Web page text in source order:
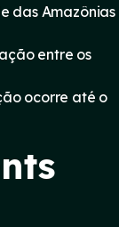
das Amazônias
entre os
ocorre até o